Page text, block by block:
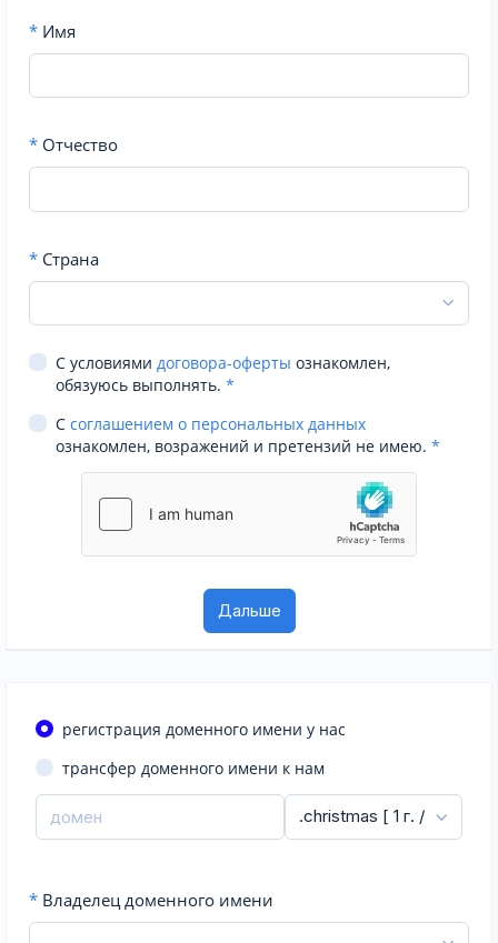
* Имя
* Отчество
* Страна
С условиями договора-оферты ознакомлен,
обязуюсь выполнять. *
С соглашением о персональных данных
ознакомлен, возражений и претензий не имею. *
регистрация доменного имени у нас
трансфер доменного имени к нам
* Владелец доменного имени